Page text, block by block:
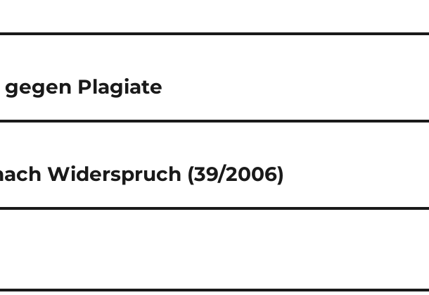
Plagiate
Widerspruch (39/2006)